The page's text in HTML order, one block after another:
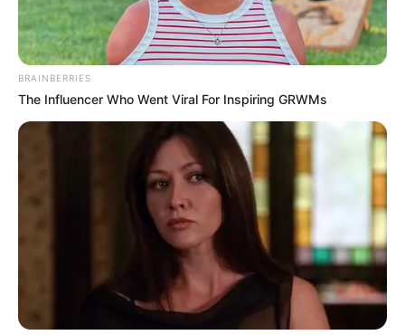
REGIÃO
BRAINBERRIES
The Influencer Who Went Viral For Inspiring GRWMs